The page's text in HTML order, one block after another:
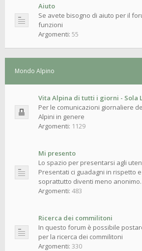
Aiuto
Se avete bisogno di aiuto per il
funzioni
Argomenti: 55
Mondo Alpino
Vita Alpina di tutti i giorni - Sola
Per le comunicazioni giornaliere
Alpini in genere
Argomenti: 1129
Mi presento
Lo spazio per presentarsi agli
Presentati ci guadagni in rispetto
soprattutto diventi meno anonimo.
Argomenti: 483
Ricerca dei commilitoni
In questo forum è possibile
per la ricerca dei commilitoni
Argomenti: 330